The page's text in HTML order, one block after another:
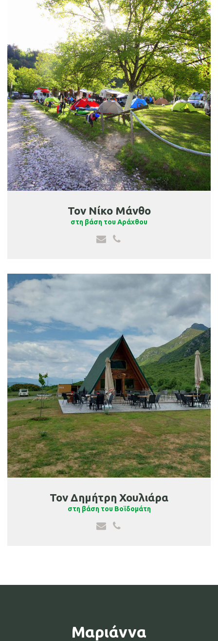
Τον Νίκο Μάνθο
στη βάση του Αράχθου
Τον Δημήτρη Χουλιάρα
στη βάση του Βοϊδομάτη
Μαριάννα